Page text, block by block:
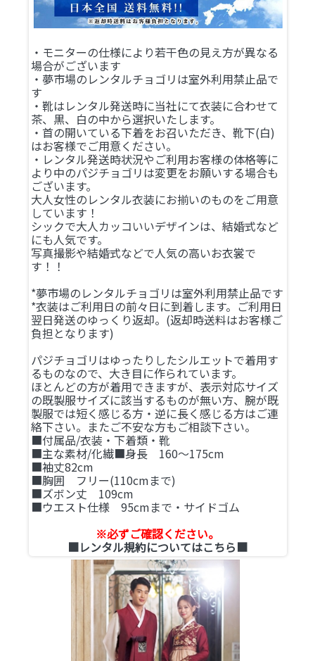
・モニターの仕様により若干色の見え方が異なる
場合がございます
・夢市場のレンタルチョゴリは室外利用禁止品で
す
・靴はレンタル発送時に当社にて衣装に合わせて
茶、黒、白の中から選択いたします。
・首の開いている下着をお召いただき、靴下(白)
はお客様でご用意ください。
・レンタル発送時状況やご利用お客様の体格等に
より中のパジチョゴリは変更をお願いする場合も
ございます。
大人女性のレンタル衣装にお揃いのものをご用意
しています！
シックで大人カッコいいデザインは、結婚式など
にも人気です。
写真撮影や結婚式などで人気の高いお衣裳で
す！！
*夢市場のレンタルチョゴリは室外利用禁止品です
*衣装はご利用日の前々日に到着します。ご利用日
翌日発送のゆっくり返却。(返却時送料はお客様ご
負担となります)
パジチョゴリはゆったりしたシルエットで着用す
るものなので、大き目に作られています。
ほとんどの方が着用できますが、表示対応サイズ
の既製服サイズに該当するものが無い方、腕が既
製服では短く感じる方・逆に長く感じる方はご連
絡下さい。またご不安な方もご相談下さい。
■付属品/衣装・下着類・靴
■主な素材/化繊■身長 160～175cm
■袖丈82cm
■胸囲 フリー(110cmまで)
■ズボン丈 109cm
■ウエスト仕様 95cmまで・サイドゴム
※必ずご確認ください。
■レンタル規約についてはこちら■